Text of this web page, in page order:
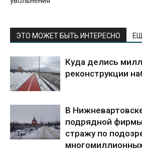
ЭТО МОЖЕТ БЫТЬ ИНТЕРЕСНО
Куда делись
реконструкции
В
подрядной
стражу по